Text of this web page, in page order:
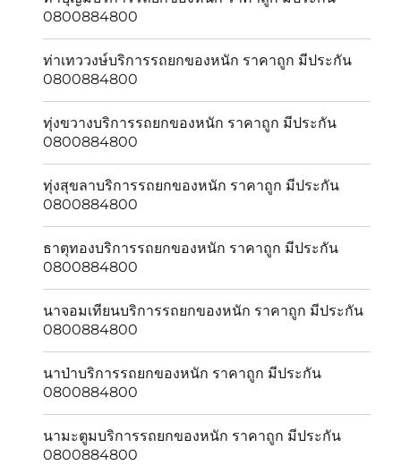
0800884800
ท่าเทววงษ์บริการรถยกของหนัก ราคาถูก มีประกัน
0800884800
ทุ่งขวางบริการรถยกของหนัก ราคาถูก มีประกัน
0800884800
ทุ่งสุขลาบริการรถยกของหนัก ราคาถูก มีประกัน
0800884800
ธาตุทองบริการรถยกของหนัก ราคาถูก มีประกัน
0800884800
นาจอมเทียนบริการรถยกของหนัก ราคาถูก มีประกัน
0800884800
นาป่าบริการรถยกของหนัก ราคาถูก มีประกัน
0800884800
นามะตูมบริการรถยกของหนัก ราคาถูก มีประกัน
0800884800